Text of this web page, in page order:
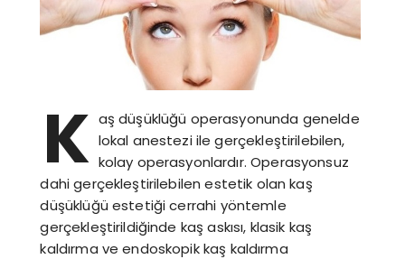
K aş düşüklüğü operasyonunda genelde
lokal anestezi ile gerçekleştirilebilen,
kolay operasyonlardır. Operasyonsuz
dahi gerçekleştirilebilen estetik olan kaş
düşüklüğü estetiği cerrahi yöntemle
gerçekleştirildiğinde kaş askısı, klasik kaş
kaldırma ve endoskopik kaş kaldırma